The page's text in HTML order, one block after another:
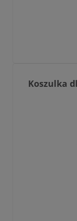
Koszulka